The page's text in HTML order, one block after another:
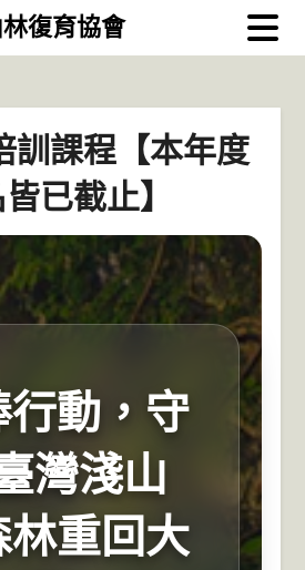
復育協會
訓課程【本年度
已截止】
行動，守
灣淺山
林重回大